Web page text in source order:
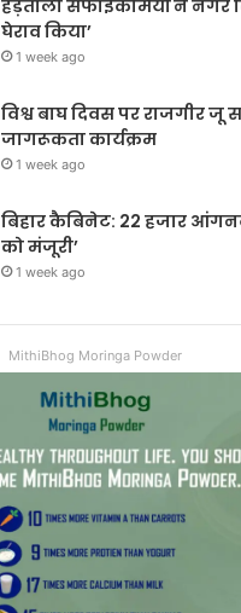
हड़ताली सफाईकर्मियों ने नगर
घेराव किया’
1 week ago
विश्व बाघ दिवस पर राजगीर जू
जागरूकता कार्यक्रम
1 week ago
बिहार कैबिनेट: 22 हजार
को मंजूरी’
1 week ago
MithiBhog Moringa Powder